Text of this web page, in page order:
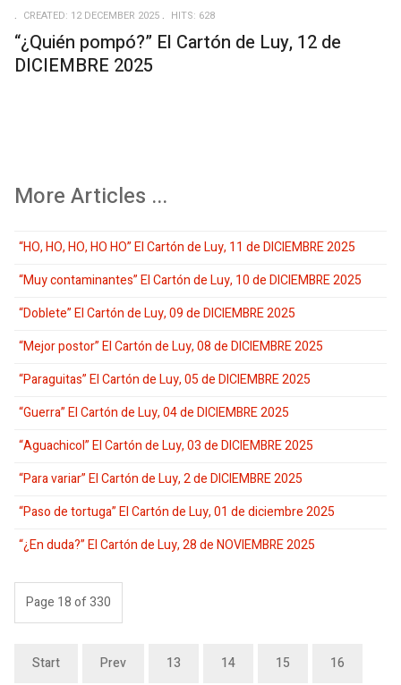
CREATED: 12 DECEMBER 2025
HITS: 628
“¿Quién pompó?” El Cartón de Luy, 12 de
DICIEMBRE 2025
More Articles ...
“HO, HO, HO, HO HO” El Cartón de Luy, 11 de DICIEMBRE 2025
“Muy contaminantes” El Cartón de Luy, 10 de DICIEMBRE 2025
“Doblete” El Cartón de Luy, 09 de DICIEMBRE 2025
“Mejor postor” El Cartón de Luy, 08 de DICIEMBRE 2025
“Paraguitas” El Cartón de Luy, 05 de DICIEMBRE 2025
“Guerra” El Cartón de Luy, 04 de DICIEMBRE 2025
“Aguachicol” El Cartón de Luy, 03 de DICIEMBRE 2025
“Para variar” El Cartón de Luy, 2 de DICIEMBRE 2025
“Paso de tortuga” El Cartón de Luy, 01 de diciembre 2025
“¿En duda?” El Cartón de Luy, 28 de NOVIEMBRE 2025
Page 18 of 330
Start Prev 13 14 15 16